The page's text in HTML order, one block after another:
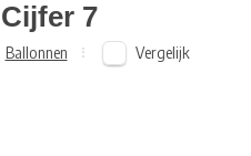
7
Ballonnen Vergelijk